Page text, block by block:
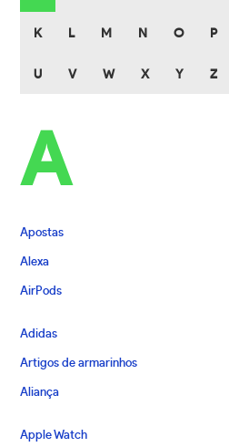
K L M N O P
U V W X Y Z
A
Apostas
Alexa
AirPods
Adidas
Artigos de armarinhos
Aliança
Apple Watch